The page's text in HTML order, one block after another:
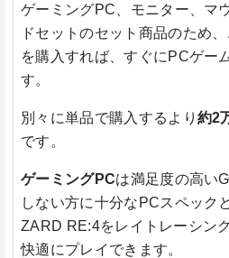
ゲーミングPC、モニター、マ
ドセットのセット商品のため
を購入すれば、すぐにPCゲー
す。
別々に単品で購入するより 約2
です。
ゲーミングPCは満足度の高い
しない方に十分なPCスペック
ZARD RE:4をレイトレーシン
快適にプレイできます。